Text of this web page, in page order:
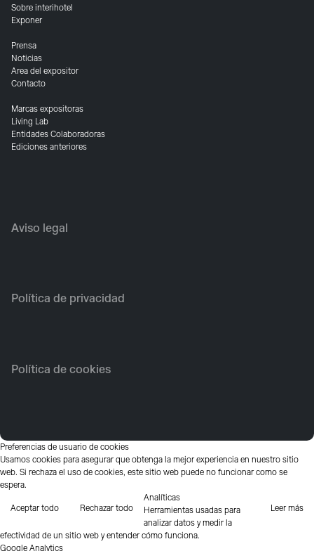
Sobre interihotel
Exponer
Prensa
Noticias
Area del expositor
Contacto
Marcas expositoras
Living Lab
Entidades Colaboradoras
Ediciones anteriores
Aviso legal
Política de privacidad
Política de cookies
Preferencias de usuario de cookies
Usamos cookies para asegurar que obtenga la mejor experiencia en nuestro sitio
web. Si rechaza el uso de cookies, este sitio web puede no funcionar como se
espera.
Aceptar todo Rechazar todo Leer más
Analíticas
Herramientas usadas para
analizar datos y medir la
efectividad de un sitio web y entender cómo funciona.
Google Analytics